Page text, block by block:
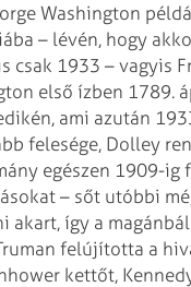
Washington
– lévén, hogy
csak 1933 – vagyis
első ízben 1789.
ami azután
felesége, Dolley
egészen 1909-
– sőt utóbbi
akart, így a
felújította a
kettőt,